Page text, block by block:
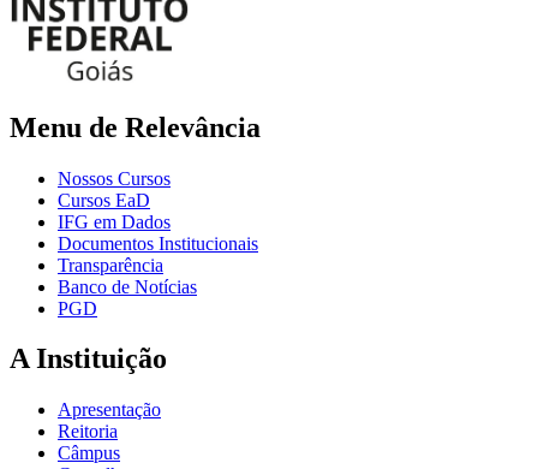
Menu de Relevância
Nossos Cursos
Cursos EaD
IFG em Dados
Documentos Institucionais
Transparência
Banco de Notícias
PGD
A Instituição
Apresentação
Reitoria
Câmpus